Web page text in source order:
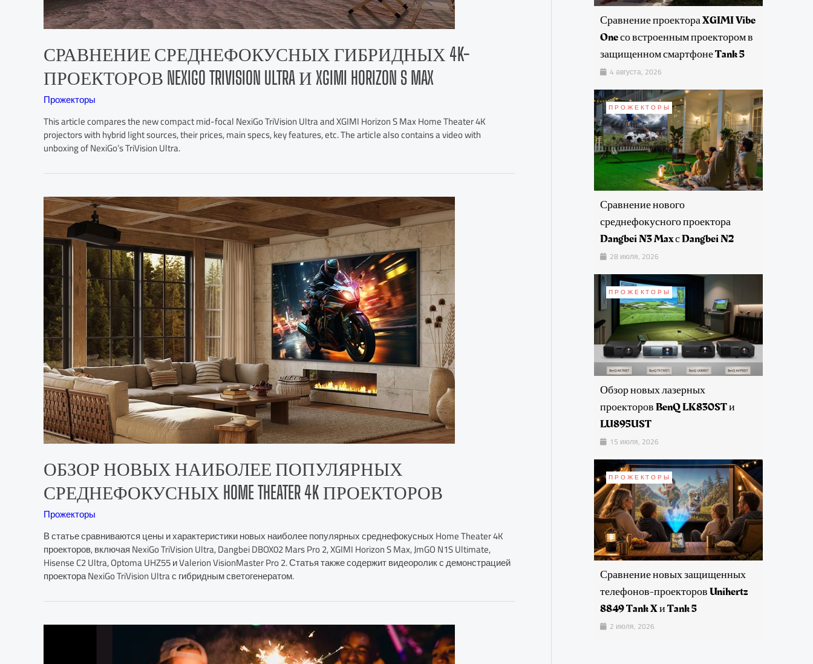
СРАВНЕНИЕ СРЕДНЕФОКУСНЫХ ГИБРИДНЫХ 4K-
ПРОЕКТОРОВ NEXIGO TRIVISION ULTRA И XGIMI HORIZON S MAX
Прожекторы
This article compares the new compact mid-focal NexiGo TriVision Ultra and XGIMI Horizon S Max Home Theater 4K
projectors with hybrid light sources, their prices, main specs, key features, etc. The article also contains a video with
unboxing of NexiGo’s TriVision Ultra.
ОБЗОР НОВЫХ НАИБОЛЕЕ ПОПУЛЯРНЫХ
СРЕДНЕФОКУСНЫХ HOME THEATER 4K ПРОЕКТОРОВ
Прожекторы
В статье сравниваются цены и характеристики новых наиболее популярных среднефокусных Home Theater 4K
проекторов, включая NexiGo TriVision Ultra, Dangbei DBOX02 Mars Pro 2, XGIMI Horizon S Max, JmGO N1S Ultimate,
Hisense C2 Ultra, Optoma UHZ55 и Valerion VisionMaster Pro 2. Статья также содержит видеоролик с демонстрацией
проектора NexiGo TriVision Ultra с гибридным светогенератом.
Сравнение проектора XGIMI Vibe
One со встроенным проектором в
защищенном смартфоне Tank 5
4 августа, 2026
ПРОЖЕКТОРЫ
Сравнение нового
среднефокусного проектора
Dangbei N3 Max с Dangbei N2
28 июля, 2026
ПРОЖЕКТОРЫ
Обзор новых лазерных
проекторов BenQ LK830ST и
LU895UST
15 июля, 2026
ПРОЖЕКТОРЫ
Сравнение новых защищенных
телефонов-проекторов Unihertz
8849 Tank X и Tank 5
2 июля, 2026